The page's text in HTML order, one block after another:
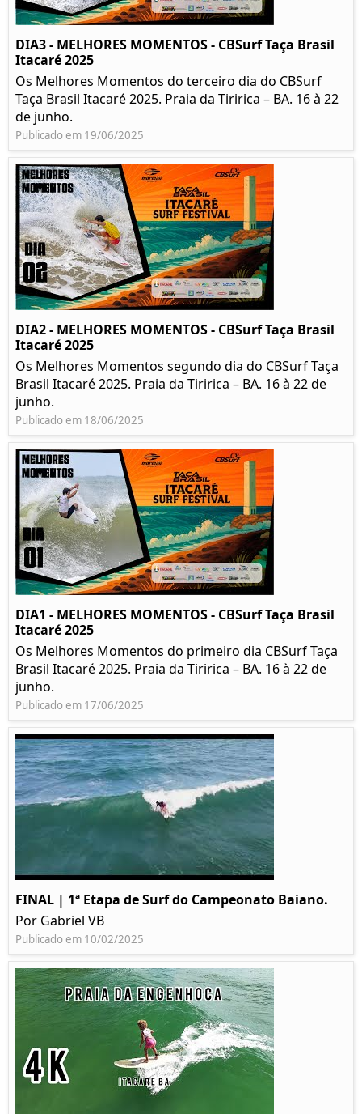
DIA3 - MELHORES MOMENTOS - CBSurf Taça Brasil
Itacaré 2025
Os Melhores Momentos do terceiro dia do CBSurf
Taça Brasil Itacaré 2025. Praia da Tiririca – BA. 16 à 22
de junho.
Publicado em 19/06/2025
DIA2 - MELHORES MOMENTOS - CBSurf Taça Brasil
Itacaré 2025
Os Melhores Momentos segundo dia do CBSurf Taça
Brasil Itacaré 2025. Praia da Tiririca – BA. 16 à 22 de
junho.
Publicado em 18/06/2025
DIA1 - MELHORES MOMENTOS - CBSurf Taça Brasil
Itacaré 2025
Os Melhores Momentos do primeiro dia CBSurf Taça
Brasil Itacaré 2025. Praia da Tiririca – BA. 16 à 22 de
junho.
Publicado em 17/06/2025
FINAL | 1ª Etapa de Surf do Campeonato Baiano.
Por Gabriel VB
Publicado em 10/02/2025